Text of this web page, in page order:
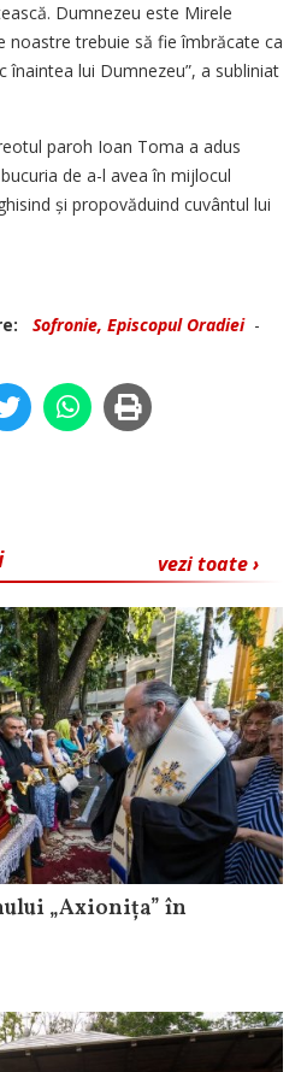
Dumnezeu este Mirele
noastre trebuie să fie îmbrăcate ca
înaintea lui Dumnezeu”, a subliniat
paroh Ioan Toma a adus
de a-l avea în mijlocul
și propovăduind cuvântul lui
Sofronie, Episcopul Oradiei-
vezi toate ›
„Axionița” în